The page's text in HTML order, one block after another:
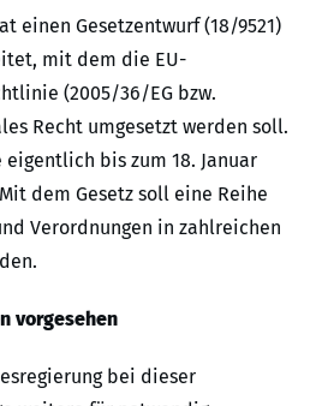
einen Gesetzentwurf (18/9521)
mit dem die EU-
(2005/36/EG bzw.
Recht umgesetzt werden soll.
bis zum 18. Januar
dem Gesetz soll eine Reihe
Verordnungen in zahlreichen
vorgesehen
bei dieser